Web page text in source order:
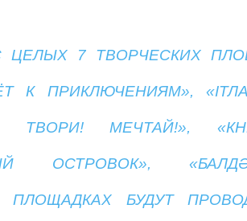
7 ТВОРЧЕСКИХ
К ПРИКЛЮЧЕНИЯМ»,
ТВОРИ! МЕЧТАЙ!»,
ОСТРОВОК»,
БУДУТ